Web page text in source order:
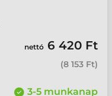
nettó 6 420 Ft
(8 153 Ft)
3-5 munkanap